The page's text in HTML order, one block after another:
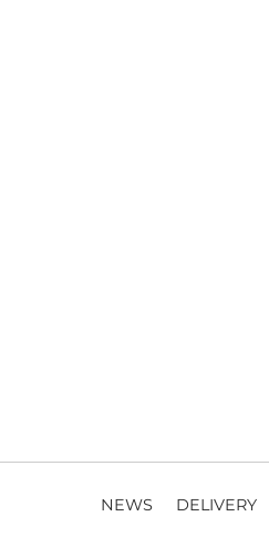
NEWS DELIVERY